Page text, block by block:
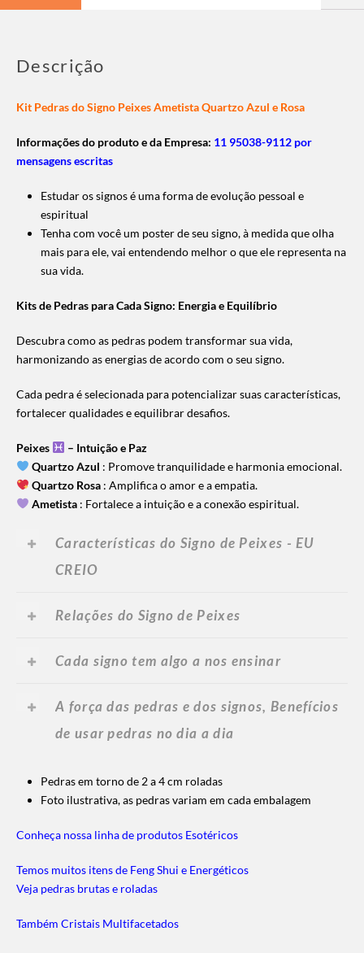
Descrição
Kit Pedras do Signo Peixes Ametista Quartzo Azul e Rosa
Informações do produto e da Empresa: 11 95038-9112 por
mensagens escritas
Estudar os signos é uma forma de evolução pessoal e
espiritual
Tenha com você um poster de seu signo, à medida que olha
mais para ele, vai entendendo melhor o que ele representa na
sua vida.
Kits de Pedras para Cada Signo: Energia e Equilíbrio
Descubra como as pedras podem transformar sua vida,
harmonizando as energias de acordo com o seu signo.
Cada pedra é selecionada para potencializar suas características,
fortalecer qualidades e equilibrar desafios.
Peixes – Intuição e Paz
Quartzo Azul : Promove tranquilidade e harmonia emocional.
Quartzo Rosa: Amplifica o amor e a empatia.
Ametista: Fortalece a intuição e a conexão espiritual.
Características do Signo de Peixes - EU
CREIO
Relações do Signo de Peixes
Cada signo tem algo a nos ensinar
A força das pedras e dos signos, Benefícios
de usar pedras no dia a dia
Pedras em torno de 2 a 4 cm roladas
Foto ilustrativa, as pedras variam em cada embalagem
Conheça nossa linha de produtos Esotéricos
Temos muitos itens de Feng Shui e Energéticos
Veja pedras brutas e roladas
Também Cristais Multifacetados